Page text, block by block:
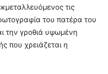
τις
του πατέρα του
την γροθιά υψωμένη
που χρειάζεται η